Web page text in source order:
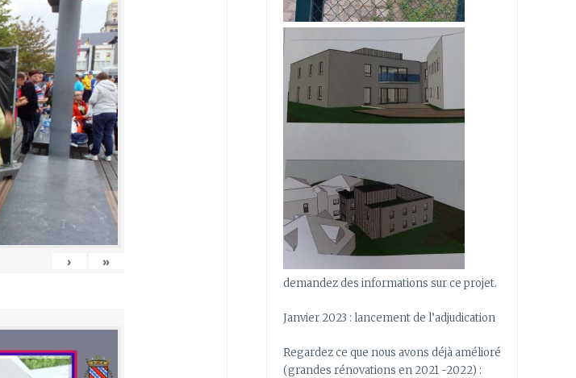
› »
demandez des informations sur ce projet.
Janvier 2023 : lancement de l’adjudication
Regardez ce que nous avons déjà amélioré
(grandes rénovations en 2021 -2022) :